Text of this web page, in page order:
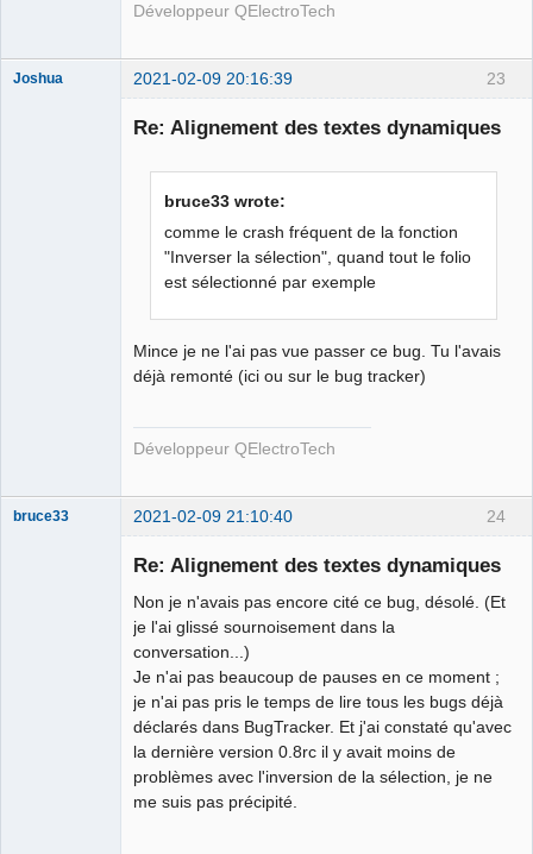
Développeur QElectroTech
23
Joshua 2021-02-09 20:16:39
Re: Alignement des textes dynamiques
bruce33 wrote:
comme le crash fréquent de la fonction
"Inverser la sélection", quand tout le folio
est sélectionné par exemple
Mince je ne l'ai pas vue passer ce bug. Tu l'avais
déjà remonté (ici ou sur le bug tracker)
Développeur QElectroTech
24
bruce33 2021-02-09 21:10:40
Re: Alignement des textes dynamiques
Non je n'avais pas encore cité ce bug, désolé. (Et
je l'ai glissé sournoisement dans la
conversation...)
Je n'ai pas beaucoup de pauses en ce moment ;
je n'ai pas pris le temps de lire tous les bugs déjà
déclarés dans BugTracker. Et j'ai constaté qu'avec
la dernière version 0.8rc il y avait moins de
problèmes avec l'inversion de la sélection, je ne
me suis pas précipité.